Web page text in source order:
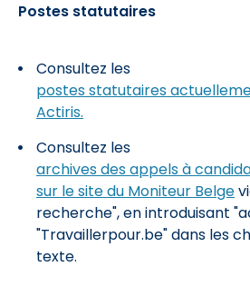
Postes statutaires
Consultez les
postes statutaires
Actiris.
Consultez les
archives des appels à
sur le site du Moniteur Belge
recherche", en introduisant
"Travaillerpour.be" dans les
texte.